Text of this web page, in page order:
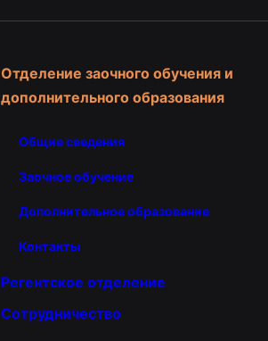
Отделение заочного обучения и
дополнительного образования
Общие сведения
Заочное обучение
Дополнительное образование
Контакты
Регентское отделение
Сотрудничество